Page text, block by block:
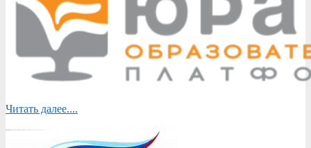
Читать далее....